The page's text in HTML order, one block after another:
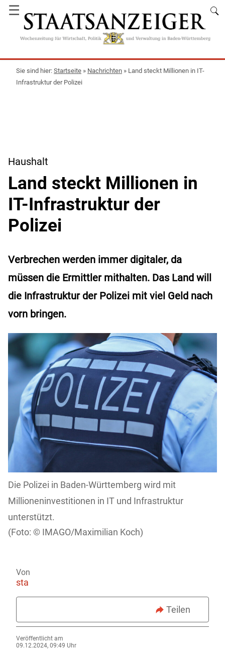
☰
Startseite » Nachrichten » Land steckt Millionen in IT-
Infrastruktur der Polizei
Haushalt
Land steckt Millionen in
IT-Infrastruktur der
Polizei
Verbrechen werden immer digitaler, da
müssen die Ermittler mithalten. Das Land will
die Infrastruktur der Polizei mit viel Geld nach
vorn bringen.
Die Polizei in Baden-Württemberg wird mit
Millioneninvestitionen in IT und Infrastruktur
unterstützt.
IMAGO/Maximilian Koch)
Von
sta
Teilen
Veröffentlicht am
09.12.2024, 09:49 Uhr